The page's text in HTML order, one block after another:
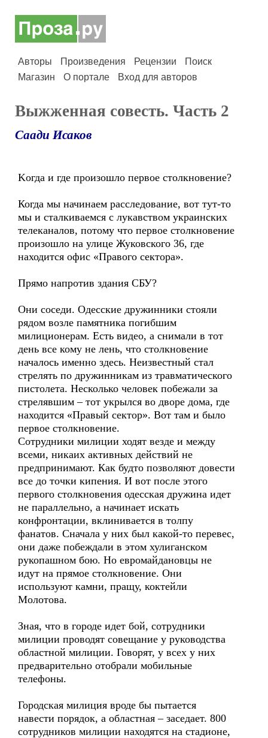
Авторы Произведения Рецензии
Поиск
Магазин
О портале Вход для авторов
Выжженная совесть. Часть 2
Саади Исаков
Kогда и где произошло первое столкновение?
Когда мы начинаем расследование, вот тут-то
мы и сталкиваемся с лукавством украинских
телеканалов, потому что первое столкновение
произошло на улице Жуковского 36, где
находится офис «Правого сектора».
Прямо напротив здания СБУ?
Они соседи. Одесские дружинники стояли
рядом возле памятника погибшим
милиционерам. Есть видео, а снимали в тот
день все кому не лень, что столкновение
началось именно здесь. Неизвестный стал
стрелять по дружинникам из травматического
пистолета. Несколько человек побежали за
стрелявшим – тот укрылся во дворе дома, где
находится «Правый сектор». Вот там и было
первое столкновение.
Сотрудники милиции ходят везде и между
всеми, никаих активных действий не
предпринимают. Как будто позволяют довести
все до точки кипения. И вот после этого
первого столкновения одесская дружина идет
не параллельно, а начинает искать
конфронтации, вклинивается в толпу
фанатов. Сначала у них был какой-то перевес,
они даже побеждали в этом хулиганском
рукопашном бою. Но евромайдановцы не
идут на прямое столкновение. Они
используют камни, пращу, коктейли
Молотова.
Зная, что в городе идет бой, сотрудники
милиции проводят совещание у руководства
областной милиции. Говорят, у всех у них
предварительно отобрали мобильные
телефоны.
Городская милиция вроде бы пытается
навести порядок, а областная – заседает. 800
сотрудников милиции находятся на стадионе,